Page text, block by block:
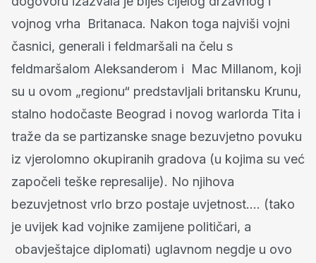
vojnog vrha Britanaca. Nakon toga najviši vojni
časnici, generali i feldmaršali na čelu s
feldmaršalom Aleksanderom i Mac Millanom, koji
su u ovom „regionu“ predstavljali britansku Krunu,
stalno hodočaste Beograd i novog warlorda Tita i
traže da se partizanske snage bezuvjetno povuku
iz vjerolomno okupiranih gradova (u kojima su već
započeli teške represalije). No njihova
bezuvjetnost vrlo brzo postaje uvjetnost…. (tako
je uvijek kad vojnike zamijene političari, a
obavještajce diplomati) uglavnom negdje u ovo